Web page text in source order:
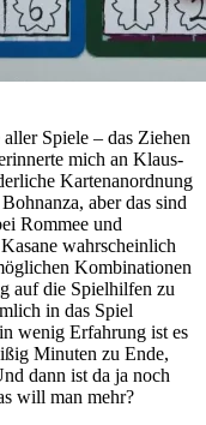
Spiele – das Ziehen
mich an Klaus-
Kartenanordnung
aber das sind
Rommee und
wahrscheinlich
Kombinationen
auf die Spielhilfen zu
in das Spiel
wenig Erfahrung ist es
Minuten zu Ende,
dann ist da ja noch
will man mehr?